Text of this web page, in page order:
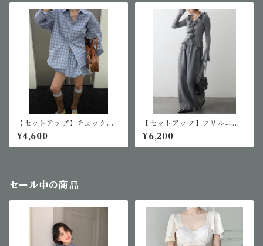
【セットアップ】チェックシ
ャツ&バルーンパンツ
¥4,600
【セットアップ】フリルニッ
トセットアップ
¥6,200
セール中の商品